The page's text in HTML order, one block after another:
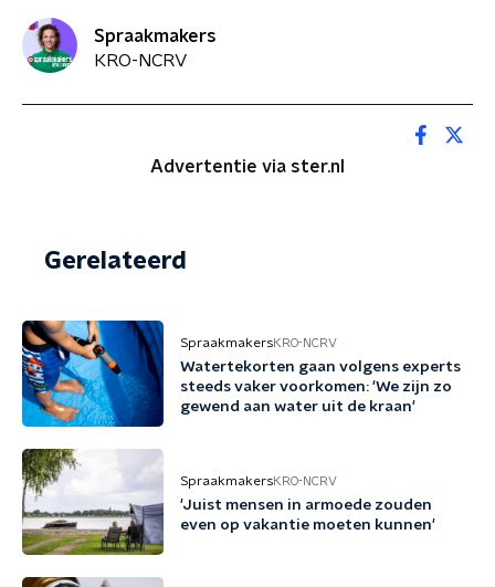
Spraakmakers
KRO-NCRV
Advertentie via ster.nl
Gerelateerd
SpraakmakersKRO-NCRV
Watertekorten gaan volgens experts
steeds vaker voorkomen: 'We zijn zo
gewend aan water uit de kraan'
SpraakmakersKRO-NCRV
'Juist mensen in armoede zouden
even op vakantie moeten kunnen'